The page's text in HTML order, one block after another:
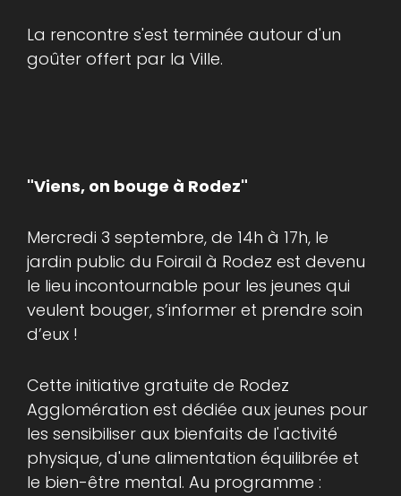
La rencontre s'est terminée autour d'un
goûter offert par la Ville.
"Viens, on bouge à Rodez"
Mercredi 3 septembre, de 14h à 17h, le
jardin public du Foirail à Rodez est devenu
le lieu incontournable pour les jeunes qui
veulent bouger, s’informer et prendre soin
d’eux !
Cette initiative gratuite de Rodez
Agglomération est dédiée aux jeunes pour
les sensibiliser aux bienfaits de l'activité
physique, d'une alimentation équilibrée et
le bien-être mental. Au programme :